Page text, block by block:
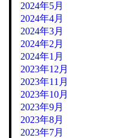
2024年5月
2024年4月
2024年3月
2024年2月
2024年1月
2023年12月
2023年11月
2023年10月
2023年9月
2023年8月
2023年7月